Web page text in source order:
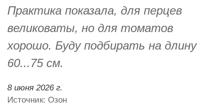
Практика показала, для перцев
великоваты, но для томатов
хорошо. Буду подбирать на длину
60...75 см.
8 июня 2026 г.
Источник: Озон